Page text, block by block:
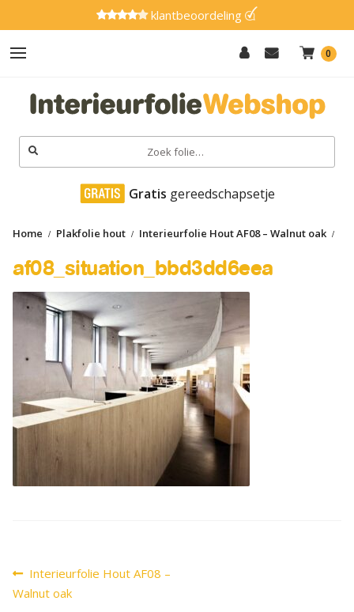
klantbeoordeling
0
Zoeken
naar:
Hout
Effen
Marmer
Glitter
Natuursteen
Textiel
Gereedschap
Advies
Gratis gereedschapsetje
Home Plakfolie hout
Interieurfolie Hout AF08 – Walnut oak
af08_situation_bbd3dd6eea
Bericht
navigatie
Vorig
bericht:
Interieurfolie Hout AF08 –
Walnut oak